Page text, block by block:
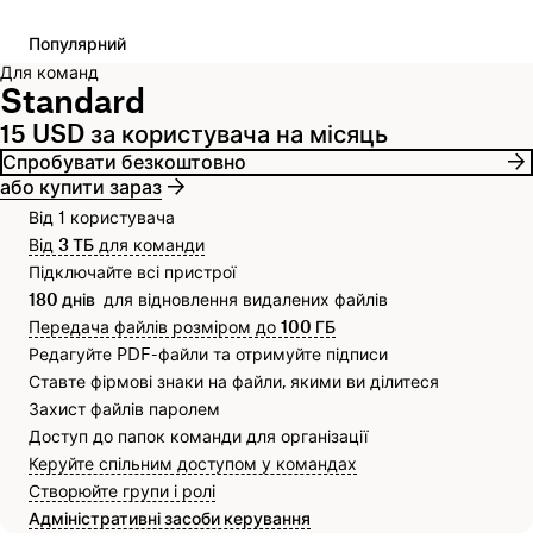
Популярний
Для команд
Standard
15 USD за користувача на місяць
Спробувати безкоштовно
або купити зараз
Від 1 користувача
Від 3 ТБ для команди
Підключайте всі пристрої
180 днів для відновлення видалених файлів
Передача файлів розміром до 100 ГБ
Редагуйте PDF-файли та отримуйте підписи
Ставте фірмові знаки на файли, якими ви ділитеся
Захист файлів паролем
Доступ до папок команди для організації
Керуйте спільним доступом у командах
Створюйте групи і ролі
Адміністративні засоби керування